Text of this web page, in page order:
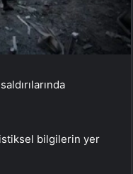
bilgilerin yer